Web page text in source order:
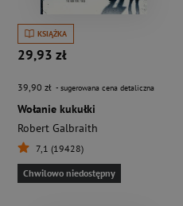
KSIĄŻKA
29,93 zł
39,90 zł - sugerowana cena detaliczna
Wołanie kukułki
Robert Galbraith
7,1 (19428)
Chwilowo niedostępny